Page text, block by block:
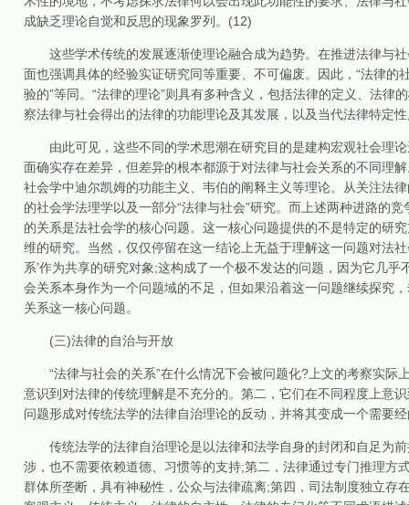
成缺乏理论自觉和反思的现象罗列。(12)
这些学术传统的发展逐渐使理论融合成为趋势。在推进法律与社
面也强调具体的经验实证研究同等重要、不可偏废。因此，“法律的
验的”等同。“法律的理论”则具有多种含义，包括法律的定义、法
察法律与社会得出的法律的功能理论及其发展，以及当代法律特定
由此可见，这些不同的学术思潮在研究目的是建构宏观社会理论
面确实存在差异，但差异的根本都源于对法律与社会关系的不同理
社会学中迪尔凯姆的功能主义、韦伯的阐释主义等理论。从关注法
的社会学法理学以及一部分“法律与社会”研究。而上述两种进路的
的关系是法社会学的核心问题。这一核心问题提供的不是特定的研
维的研究。当然，仅仅停留在这一结论上无益于理解这一问题对法
系’作为共享的研究对象;这构成了一个极不发达的问题，因为它几
会关系本身作为一个问题域的不足，但如果沿着这一问题继续探究
关系这一核心问题。
(三)法律的自治与开放
“法律与社会的关系”在什么情况下会被问题化?上文的考察实际
意识到对法律的传统理解是不充分的。第二，它们在不同程度上意
问题形成对传统法学的法律自治理论的反动，并将其变成一个需要
传统法学的法律自治理论是以法律和法学自身的封闭和自足为前
涉，也不需要依赖道德、习惯等的支持;第二，法律通过专门推理
群体所垄断，具有神秘性，公众与法律疏离;第四，司法制度独立